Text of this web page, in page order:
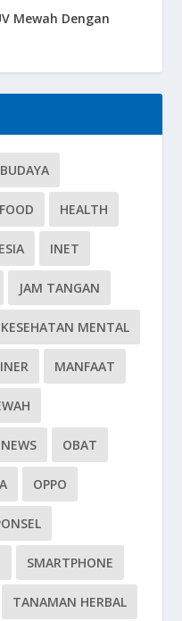
Mewah Dengan
BUDAYA
FOOD HEALTH
INET
JAM TANGAN
KESEHATAN MENTAL
MANFAAT
NEWS OBAT
OPPO
SMARTPHONE
TANAMAN HERBAL